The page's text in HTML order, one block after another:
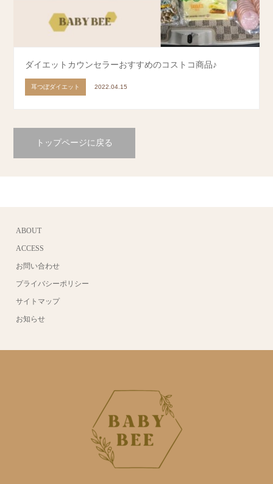
ダイエットカウンセラーおすすめのコストコ商品♪
耳つぼダイエット 2022.04.15
トップページに戻る
ABOUT
ACCESS
お問い合わせ
プライバシーポリシー
サイトマップ
お知らせ